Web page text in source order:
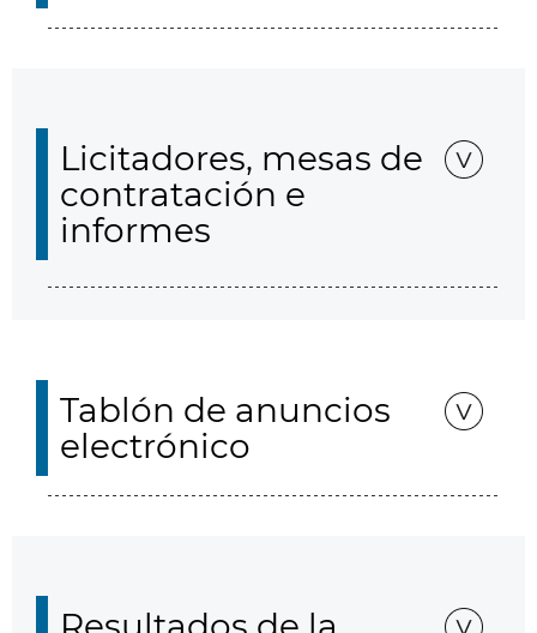
Licitadores, mesas de
contratación e
informes
Tablón de anuncios
electrónico